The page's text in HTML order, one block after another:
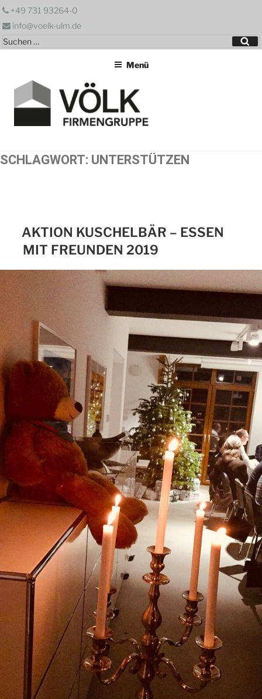
Zum
springen
+49 731 93264-0
info@voelk-ulm.de
Suchen
nach:
Menü
SCHLAGWORT: UNTERSTÜTZEN
AKTION KUSCHELBÄR – ESSEN
MIT FREUNDEN 2019